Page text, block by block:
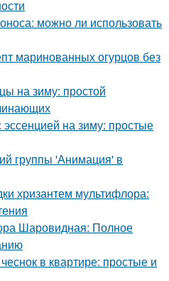
можно ли использовать
маринованных огурцов без
на зиму: простой
на зиму: простые
группы 'Анимация' в
хризантем мультифлора:
Шаровидная: Полное
в квартире: простые и